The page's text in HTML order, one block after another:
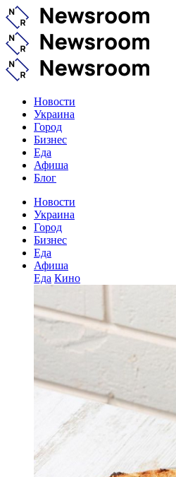
Новости
Украина
Город
Бизнес
Еда
Афиша
Блог
Новости
Украина
Город
Бизнес
Еда
Афиша
Еда Кино